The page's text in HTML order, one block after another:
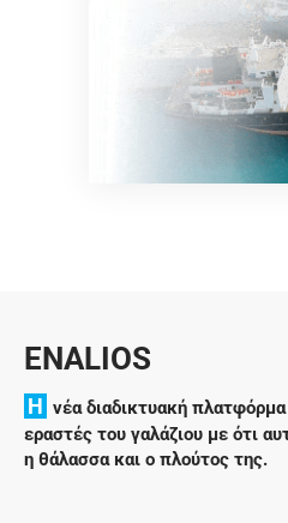
ENALIOS
H νέα διαδικτυακή
εραστές του γαλάζιου με ότι
η θάλασσα και ο πλούτος της.